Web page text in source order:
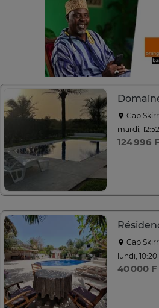
Cap
mardi, 12:52
124 996
Cap
lundi, 10:20
40 000 F